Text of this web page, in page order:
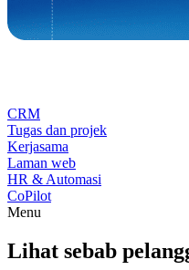
CRM
Tugas dan projek
Kerjasama
Laman web
HR & Automasi
CoPilot
Menu
Lihat sebab